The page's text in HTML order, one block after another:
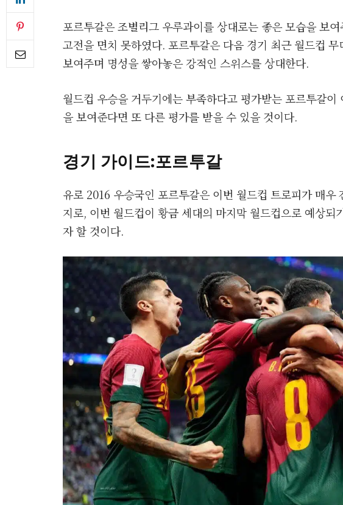
포르투갈은 조별리그 우루과이를 상대로는 좋은 모습을 보
고전을 면치 못하였다. 포르투갈은 다음 경기 최근 월드컵
보여주며 명성을 쌓아놓은 강적인 스위스를 상대한다.
월드컵 우승을 거두기에는 부족하다고 평가받는 포르투갈
을 보여준다면 또 다른 평가를 받을 수 있을 것이다.
경기 가이드:포르투갈
유로 2016 우승국인 포르투갈은 이번 월드컵 트로피가 매우
지로, 이번 월드컵이 황금 세대의 마지막 월드컵으로 예상되
자 할 것이다.